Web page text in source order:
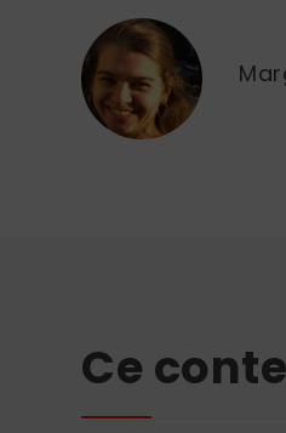
Ce